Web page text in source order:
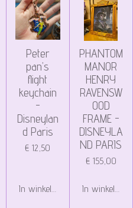
Peter
pan’s
flight
keychain
-
Disneylan
d Paris
€ 12,50
In winkelwagen
PHANTOM
MANOR
HENRY
RAVENSW
OOD
FRAME -
DISNEYLA
ND PARIS
€ 155,00
In winkelwagen